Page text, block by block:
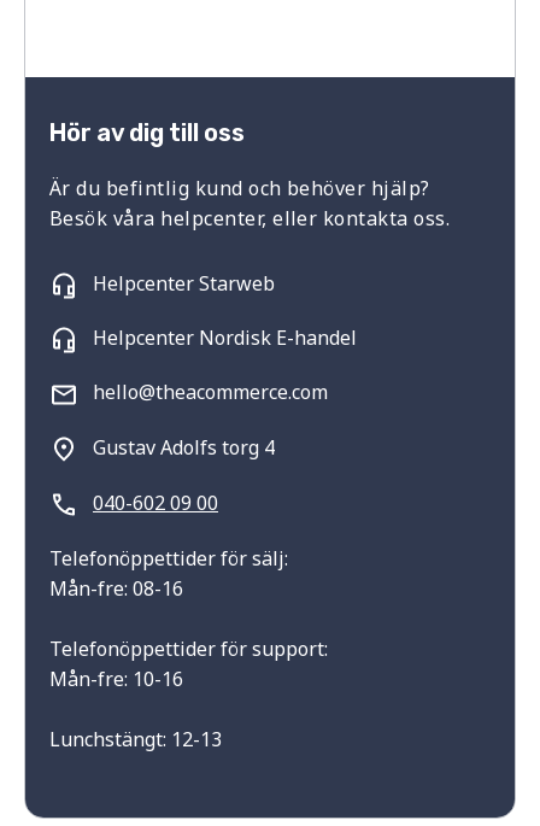
Hör av dig till oss
Är du befintlig kund och behöver hjälp?
Besök våra helpcenter, eller kontakta oss.
Helpcenter Starweb
Helpcenter Nordisk E-handel
hello@theacommerce.com
Gustav Adolfs torg 4
040-602 09 00
Telefonöppettider för sälj:
Mån-fre: 08-16
Telefonöppettider för support:
Mån-fre: 10-16
Lunchstängt: 12-13